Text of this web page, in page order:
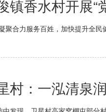
镇香水村开展
聚合力服务百姓，加快提升全
村：一泓清泉